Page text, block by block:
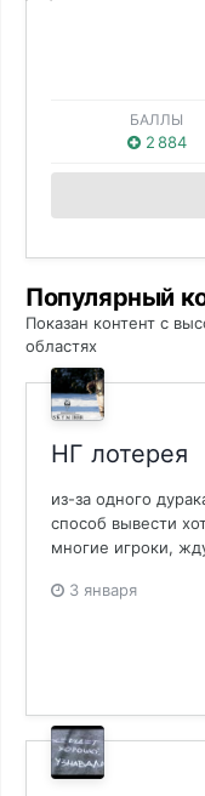
БАЛЛЫ
2 884
Популярный
Показан контент с
областях
НГ лотерея
из-за одного
способ вывести
многие игроки,
3 января